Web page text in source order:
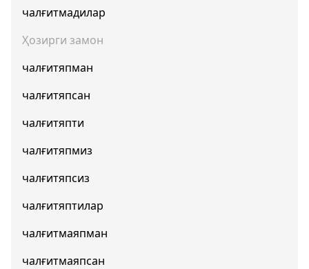
чалғитмадилар
Ҳозирги замон
чалғитяпман
чалғитяпсан
чалғитяпти
чалғитяпмиз
чалғитяпсиз
чалғитяптилар
чалғитмаяпман
чалғитмаяпсан